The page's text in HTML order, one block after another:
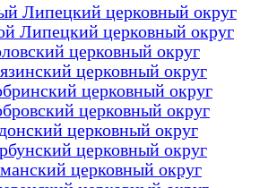
Липецкий церковный округ
Липецкий церковный округ
церковный округ
церковный округ
церковный округ
церковный округ
церковный округ
церковный округ
церковный округ